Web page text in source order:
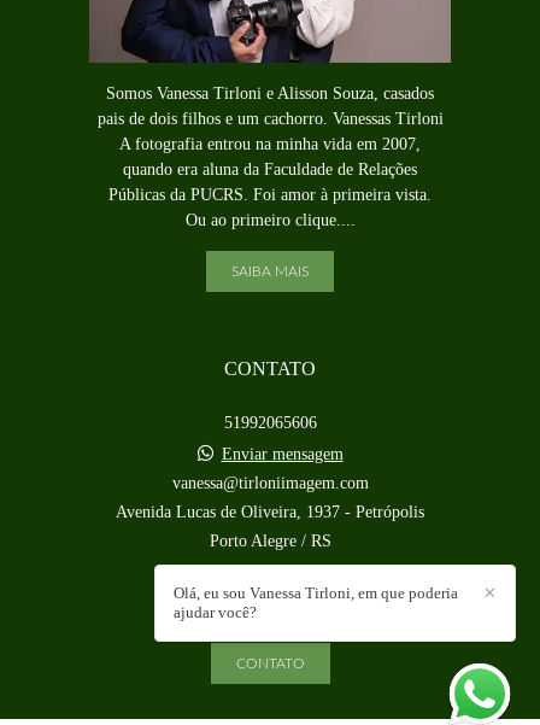
Somos Vanessa Tirloni e Alisson Souza, casados
pais de dois filhos e um cachorro. Vanessas Tirloni
A fotografia entrou na minha vida em 2007,
quando era aluna da Faculdade de Relações
Públicas da PUCRS. Foi amor à primeira vista.
Ou ao primeiro clique....
SAIBA MAIS
CONTATO
51992065606
Enviar mensagem
vanessa@tirloniimagem.com
Avenida Lucas de Oliveira, 1937 - Petrópolis
Porto Alegre / RS
CONTATO
✕
Olá, eu sou Vanessa Tirloni, em que poderia
ajudar você?